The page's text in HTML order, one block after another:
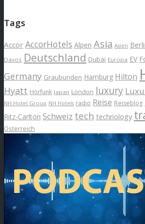
Tags
Accor AccorHotels Alpen Asia Asien
Davos Deutschland Dubai Europa EV
Germany Graubünden Hamburg Hilton
Hyatt Hörfunk Japan London luxury
NH Hotel Group NH Hotels radio Reise Reiseblog
Ritz-Carlton Schweiz tech technology
Österreich